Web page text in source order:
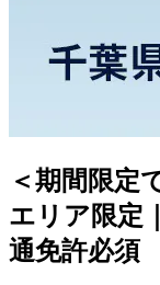
＜期間限定
エリア限定
通免許必須